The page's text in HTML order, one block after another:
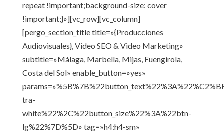
repeat !important;background-size: cover
!important;}»][vc_row][vc_column]
[pergo_section_title title=»{Producciones
Audiovisuales}, Video SEO & Video Marketing»
subtitle=»Málaga, Marbella, Mijas, Fuengirola,
Costa del Sol» enable_button=»yes»
tra-
white%22%2C%22button_size%22%3A%22btn-
lg%22%7D%5D» tag=»h4:h4-sm»